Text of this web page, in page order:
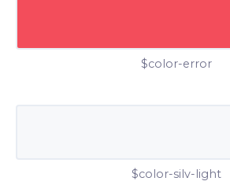
$color-error
$color-silv-light